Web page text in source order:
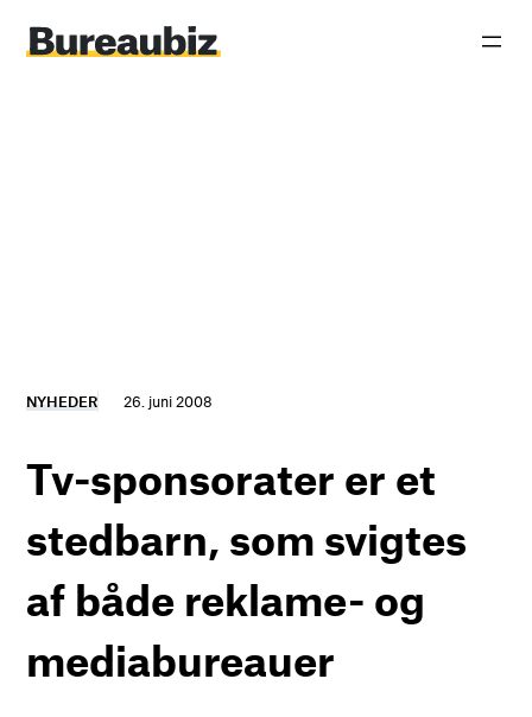
indhold
NYHEDER 26. juni 2008
Tv-sponsorater er et
stedbarn, som svigtes
af både reklame- og
mediabureauer